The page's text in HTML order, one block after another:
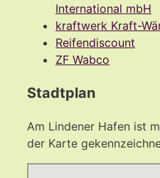
International mbH
kraftwerk Kraft-
Reifendiscount
ZF Wabco
Stadtplan
Am Lindener Hafen ist
der Karte